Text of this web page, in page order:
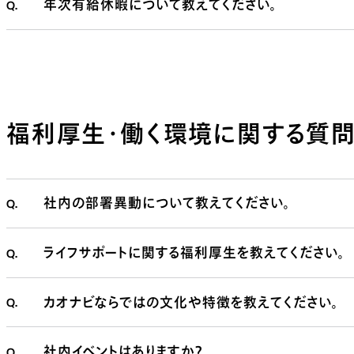
Q. 年次有給休暇について教えてください。
福利厚生・働く環境に関する質
Q. 社内の部署異動について教えてください。
Q. ライフサポートに関する福利厚生を教えてください。
Q. カオナビならではの文化や特徴を教えてください。
社内イベントはありますか？